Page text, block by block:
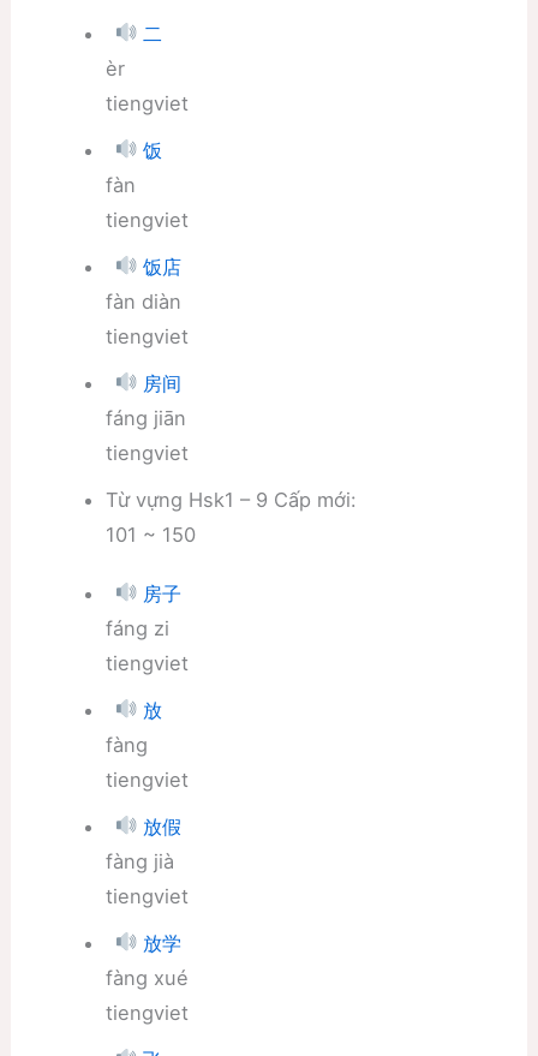
二
èr
tiengviet
饭
fàn
tiengviet
饭店
fàn diàn
tiengviet
房间
fáng jiān
tiengviet
Từ vựng Hsk1 – 9 Cấp mới:
101 ~ 150
房子
fáng zi
tiengviet
放
fàng
tiengviet
放假
fàng jià
tiengviet
放学
fàng xué
tiengviet